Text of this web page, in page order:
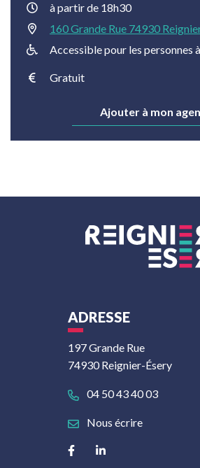
à partir de 18h30
160 Grande Rue 74930
Accessible pour les personnes
Gratuit
Ajouter à mon
ADRESSE
197 Grande Rue
74930 Reignier-Ésery
04 50 43 40 03
Nous écrire
Lien vers le compte
Lien vers le compte